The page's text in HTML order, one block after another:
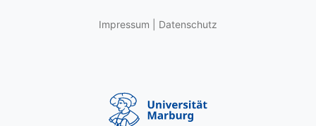
Impressum Datenschutz